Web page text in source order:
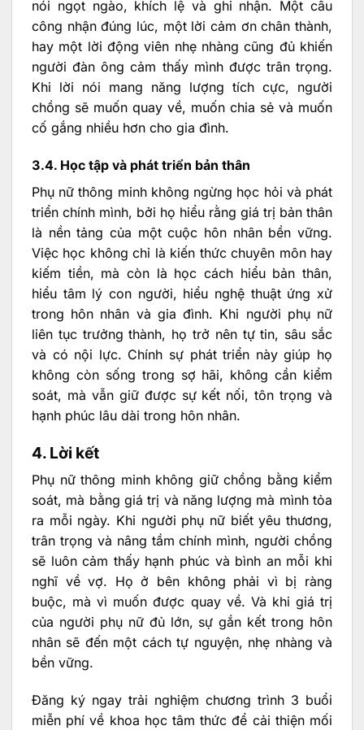
nói ngọt ngào, khích lệ và ghi nhận. Một câu
công nhận đúng lúc, một lời cảm ơn chân thành,
hay một lời động viên nhẹ nhàng cũng đủ khiến
người đàn ông cảm thấy mình được trân trọng.
Khi lời nói mang năng lượng tích cực, người
chồng sẽ muốn quay về, muốn chia sẻ và muốn
cố gắng nhiều hơn cho gia đình.
3.4. Học tập và phát triển bản thân
Phụ nữ thông minh không ngừng học hỏi và phát
triển chính mình, bởi họ hiểu rằng giá trị bản thân
là nền tảng của một cuộc hôn nhân bền vững.
Việc học không chỉ là kiến thức chuyên môn hay
kiếm tiền, mà còn là học cách hiểu bản thân,
hiểu tâm lý con người, hiểu nghệ thuật ứng xử
trong hôn nhân và gia đình. Khi người phụ nữ
liên tục trưởng thành, họ trở nên tự tin, sâu sắc
và có nội lực. Chính sự phát triển này giúp họ
không còn sống trong sợ hãi, không cần kiểm
soát, mà vẫn giữ được sự kết nối, tôn trọng và
hạnh phúc lâu dài trong hôn nhân.
4. Lời kết
Phụ nữ thông minh không giữ chồng bằng kiểm
soát, mà bằng giá trị và năng lượng mà mình tỏa
ra mỗi ngày. Khi người phụ nữ biết yêu thương,
trân trọng và nâng tầm chính mình, người chồng
sẽ luôn cảm thấy hạnh phúc và bình an mỗi khi
nghĩ về vợ. Họ ở bên không phải vì bị ràng
buộc, mà vì muốn được quay về. Và khi giá trị
của người phụ nữ đủ lớn, sự gắn kết trong hôn
nhân sẽ đến một cách tự nguyện, nhẹ nhàng và
bền vững.
Đăng ký ngay trải nghiệm chương trình 3 buổi
miễn phí về khoa học tâm thức để cải thiện mối